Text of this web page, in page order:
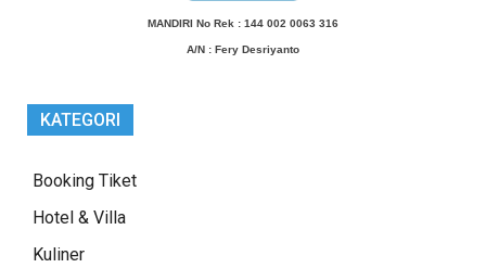
MANDIRI No Rek : 144 002 0063 316
A/N : Fery Desriyanto
KATEGORI
Booking Tiket
Hotel & Villa
Kuliner